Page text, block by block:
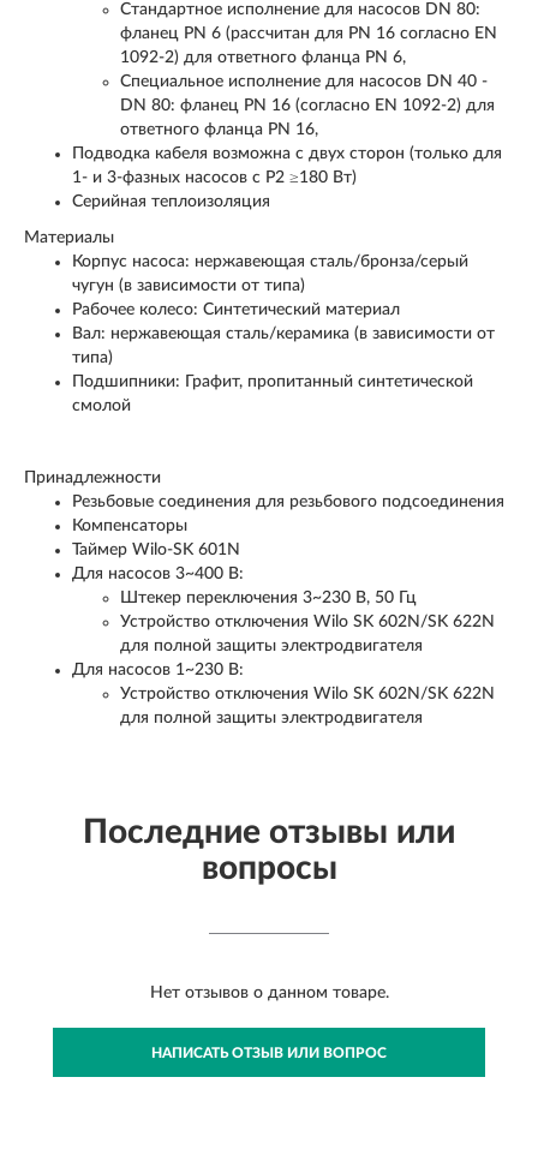
Стандартное исполнение для насосов DN 80:
фланец PN 6 (рассчитан для PN 16 согласно EN
1092-2) для ответного фланца PN 6,
Специальное исполнение для насосов DN 40 -
DN 80: фланец PN 16 (согласно EN 1092-2) для
ответного фланца PN 16,
Подводка кабеля возможна с двух сторон (только для
1- и 3-фазных насосов с P2 ≥180 Вт)
Серийная теплоизоляция
Материалы
Корпус насоса: нержавеющая сталь/бронза/серый
чугун (в зависимости от типа)
Рабочее колесо: Синтетический материал
Вал: нержавеющая сталь/керамика (в зависимости от
типа)
Подшипники: Графит, пропитанный синтетической
смолой
Принадлежности
Резьбовые соединения для резьбового подсоединения
Компенсаторы
Таймер Wilo-SK 601N
Для насосов 3~400 В:
Штекер переключения 3~230 В, 50 Гц
Устройство отключения Wilo SK 602N/SK 622N
для полной защиты электродвигателя
Для насосов 1~230 В:
Устройство отключения Wilo SK 602N/SK 622N
для полной защиты электродвигателя
Последние отзывы или
вопросы
Нет отзывов о данном товаре.
НАПИСАТЬ ОТЗЫВ ИЛИ ВОПРОС